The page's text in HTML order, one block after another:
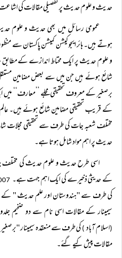
حدیث و علوم حدیث پر تفصیلی مقالات کی
عمومی رسائل میں بھی حدیث و علوم
ہوتے ہیں۔ ہائر ایجوکیشن کمیشن پاکستان سے
و علوم حدیث پر ایک محتاط اندازے کے
شائع ہوئے ہیں جن میں سے بعض مضامین
کے قریب تحقیقی مضامین شائع ہوئے ہیں۔
مختلف شعبہ جات کی طرف سے تحقیقی مجلات
حدیث پر اہم مواد شامل ہوتا ہے۔
اسی طرح حدیث و علوم حدیث کی مختلف
کے حدیثی ذخیرے کی ایک اہم جہت ہے۔
کی طرف سے "ہندوستان اور علم حدیث " کے
سیمینار کے مقالات اسی نام سے دو ضخیم
(اسلام آباد)کی طرف سے منعقدہ سیمینار
مقالات پیش کیے گئے۔